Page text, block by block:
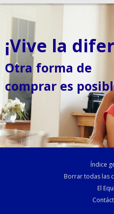
¡Vive la
Otra forma de
comprar es
Índice
Borrar todas las
El